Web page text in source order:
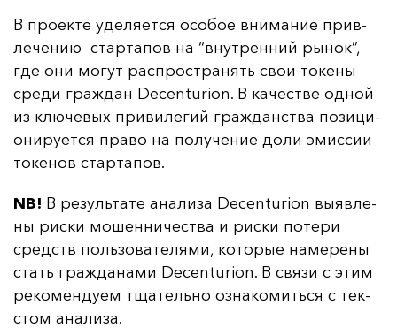
В про­ек­те уде­ля­ет­ся осо­бое вни­ма­ние прив­
ле­че­нию стар­та­пов на “внут­рен­ний ры­нок”,
где они мо­гут рас­прос­тра­нять свои то­ке­ны
сре­ди граж­дан Decenturion. В ка­чес­тве од­ной
из клю­че­вых при­ви­ле­гий граж­данс­тва по­зи­ци­
они­ру­ет­ся пра­во на по­лу­че­ние до­ли эмис­сии
то­ке­нов стар­та­пов.
NB! В ре­зуль­та­те ана­ли­за Decenturion вы­яв­ле­
ны рис­ки мо­шен­ни­чес­тва и рис­ки по­те­ри
средств поль­зо­ва­те­ля­ми, ко­то­рые на­ме­ре­ны
стать граж­да­на­ми Decenturion. В свя­зи с этим
ре­ко­мен­ду­ем тща­тель­но оз­на­ко­мить­ся с тек­
стом ана­ли­за.